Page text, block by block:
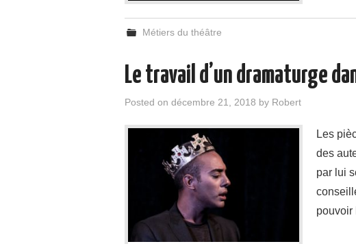
Métiers du théâtre
Le travail d’un dramaturge
Posted on décembre 21, 2018 by Robert
Les
des
par lui
pouvoir